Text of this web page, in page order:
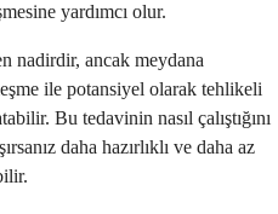
yardımcı olur.
nadirdir, ancak meydana
ile potansiyel olarak tehlikeli
Bu tedavinin nasıl çalıştığını
daha hazırlıklı ve daha az